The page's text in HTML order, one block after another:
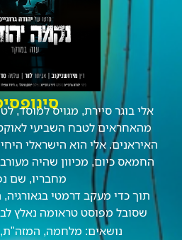
אלי בוגר סיירת, מגויס למוסד,
מהאחראים לטבח השביעי
האיראנים. אלי הוא הישראלי
החמאס כיום, מכיוון שהיה
מחבריו, שם
תוך כדי מעקב דרמטי
שסובל מפוסט טראומה נאלץ
נושאים: מלחמה, המזה"ת